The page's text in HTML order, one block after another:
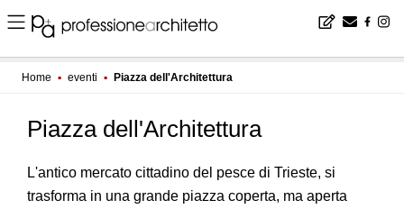
Home ▪ eventi ▪ Piazza dell'Architettura
Piazza dell'Architettura
L'antico mercato cittadino del pesce di Trieste, si
trasforma in una grande piazza coperta, ma aperta